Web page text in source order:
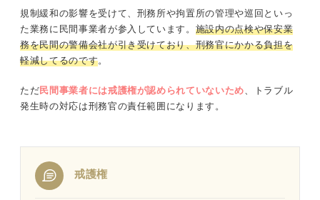
規制緩和の影響を受けて、刑務所や拘置所の管理や巡回といっ
た業務に民間事業者が参入しています。 施設内の点検や保安業
務を民間の警備会社が引き受けており、刑務官にかかる負担を
軽減してるのです。
ただ民間事業者には戒護権が認められていないため、トラブル
発生時の対応は刑務官の責任範囲になります。
戒護権